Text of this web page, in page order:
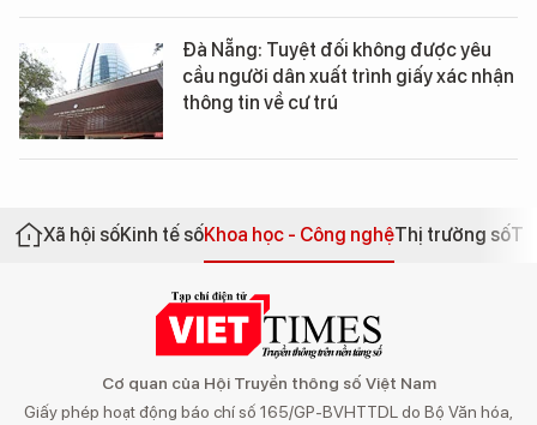
Đà Nẵng: Tuyệt đối không được yêu
cầu người dân xuất trình giấy xác nhận
thông tin về cư trú
Xã hội sốKinh tế sốKhoa học - Công nghệThị trường số
Cơ quan của Hội Truyền thông số Việt Nam
Giấy phép hoạt động báo chí số 165/GP-BVHTTDL do Bộ Văn hóa,